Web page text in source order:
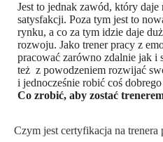
Jest to jednak zawód, który
satysfakcji. Poza tym jest to
rynku, a co za tym idzie daje
rozwoju. Jako trener pracy z
pracować zarówno zdalnie jak i
też z powodzeniem rozwijać
i jednocześnie robić coś
Co zrobić, aby zostać
Czym jest certyfikacja na trenera